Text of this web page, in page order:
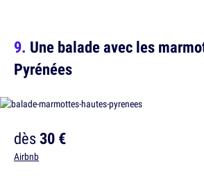
Une balade avec les
Pyrénées
dès30 €
Airbnb